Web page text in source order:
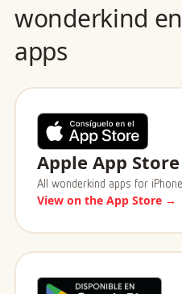
wonderkind
apps
Apple App Store
All wonderkind apps for iPhone
View on the App Store →